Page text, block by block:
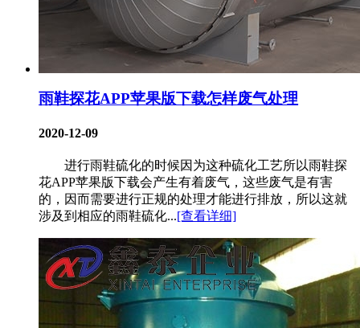
雨鞋探花APP苹果版下载怎样废气处理
2020-12-09
进行雨鞋硫化的时候因为这种硫化工艺所以雨鞋探
花APP苹果版下载会产生有着废气，这些废气是有害
的，因而需要进行正规的处理才能进行排放，所以这就
涉及到相应的雨鞋硫化...[查看详细]